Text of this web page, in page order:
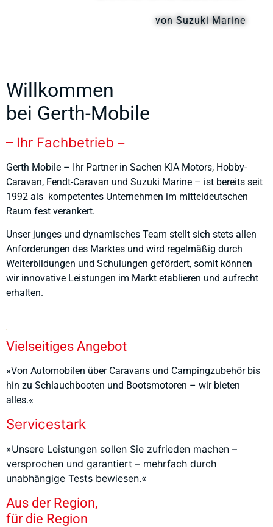
von Suzuki Marine
Willkommen
bei Gerth-Mobile
– Ihr Fachbetrieb –
Gerth Mobile – Ihr Partner in Sachen KIA Motors, Hobby-
Caravan, Fendt-Caravan und Suzuki Marine – ist bereits seit
1992 als kompetentes Unternehmen im mitteldeutschen
Raum fest verankert.
Unser junges und dynamisches Team stellt sich stets allen
Anforderungen des Marktes und wird regelmäßig durch
Weiterbildungen und Schulungen gefördert, somit können
wir innovative Leistungen im Markt etablieren und aufrecht
erhalten.
Vielseitiges Angebot
»Von Automobilen über Caravans und Campingzubehör bis
hin zu Schlauchbooten und Bootsmotoren – wir bieten
alles.«
Servicestark
»Unsere Leistungen sollen Sie zufrieden machen –
versprochen und garantiert – mehrfach durch
unabhängige Tests bewiesen.«
Aus der Region,
für die Region